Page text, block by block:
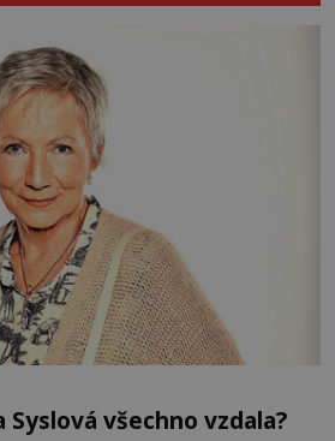
Syslová všechno vzdala?